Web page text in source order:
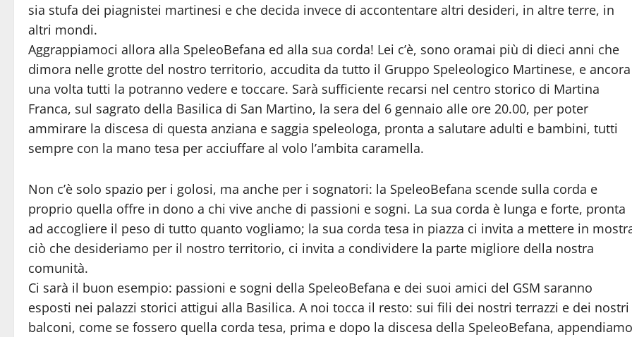
sia stufa dei piagnistei martinesi e che decida invece di accontentare altri desideri, in altre terre, in
altri mondi.
Aggrappiamoci allora alla SpeleoBefana ed alla sua corda! Lei c’è, sono oramai più di dieci anni che
dimora nelle grotte del nostro territorio, accudita da tutto il Gruppo Speleologico Martinese, e ancora
una volta tutti la potranno vedere e toccare. Sarà sufficiente recarsi nel centro storico di Martina
Franca, sul sagrato della Basilica di San Martino, la sera del 6 gennaio alle ore 20.00, per poter
ammirare la discesa di questa anziana e saggia speleologa, pronta a salutare adulti e bambini, tutti
sempre con la mano tesa per acciuffare al volo l’ambita caramella.
Non c’è solo spazio per i golosi, ma anche per i sognatori: la SpeleoBefana scende sulla corda e
proprio quella offre in dono a chi vive anche di passioni e sogni. La sua corda è lunga e forte, pronta
ad accogliere il peso di tutto quanto vogliamo; la sua corda tesa in piazza ci invita a mettere in
ciò che desideriamo per il nostro territorio, ci invita a condividere la parte migliore della nostra
comunità.
Ci sarà il buon esempio: passioni e sogni della SpeleoBefana e dei suoi amici del GSM saranno
esposti nei palazzi storici attigui alla Basilica. A noi tocca il resto: sui fili dei nostri terrazzi e dei nostri
balconi, come se fossero quella corda tesa, prima e dopo la discesa della SpeleoBefana, appendiamo